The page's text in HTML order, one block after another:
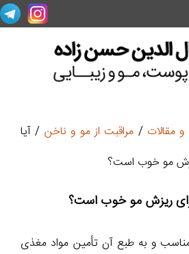
مقالات / مراقبت از مو و ناخن / آیا
مو خوب است؟
ریزش مو خوب است؟
و به طبع آن تأمین مواد مغذی